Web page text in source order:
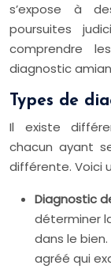
s’expose à
poursuites
comprendre
diagnostic
Types de
Il existe
chacun ayant
différente. Voici
Diagnostic
déterminer
dans le
agréé qui